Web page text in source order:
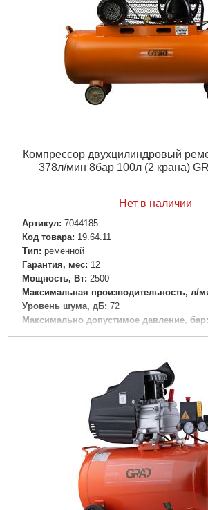
Объем единицы, м³: 0,178704
картонная коробка
Габариты упаковки: 730x680x360 мм
Вес брутто: 35,000 г
Подробнее...
Компрессор двухцилиндровый
378л/мин 8бар 100л (2 крана)
Нет в наличии
Артикул: 7044185
Код товара: 19.64.11
Tип: ременной
Гарантия, мес: 12
Мощность, Вт: 2500
Максимальная производительность, л/
Уровень шума, дБ: 72
Максимально допустимое давление, бар:
Объем ресивера, л: 100
Максимальное количество оборотов, об/
Вес брутто (единицы), кг: 86,9
Вес нетто (единицы), кг:
Объем единицы, м³:
0,42282
картонная коробка
Подробнее...